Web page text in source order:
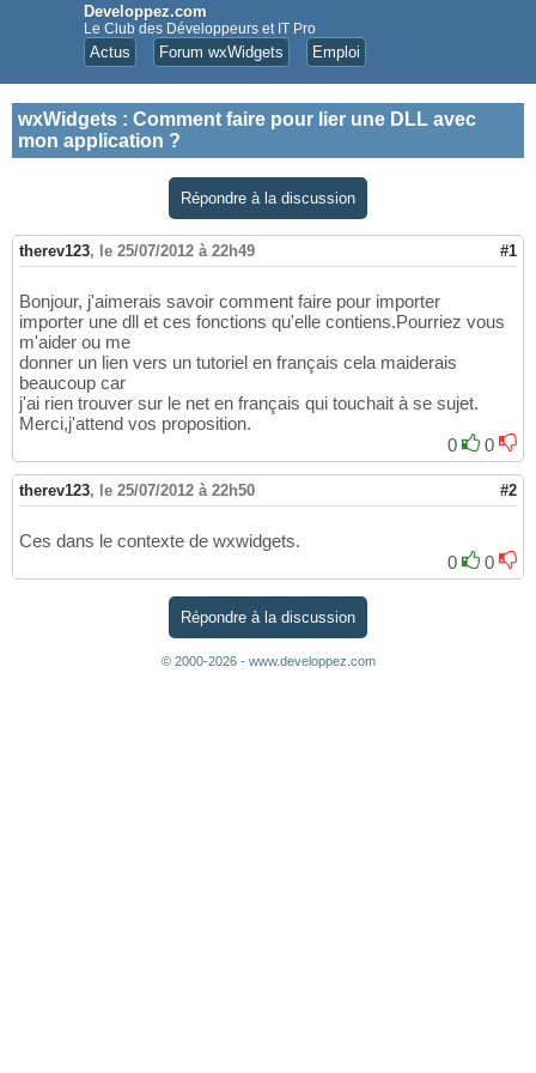
Developpez.com
Le Club des Développeurs et IT Pro
Actus Forum wxWidgets Emploi
wxWidgets : Comment faire pour lier une DLL avec
mon application ?
Répondre à la discussion
therev123, le 25/07/2012 à 22h49 #1
Bonjour, j'aimerais savoir comment faire pour importer
importer une dll et ces fonctions qu'elle contiens.Pourriez vous
m'aider ou me
donner un lien vers un tutoriel en français cela maiderais
beaucoup car
j'ai rien trouver sur le net en français qui touchait à se sujet.
Merci,j'attend vos proposition.
0
0
therev123, le 25/07/2012 à 22h50 #2
Ces dans le contexte de wxwidgets.
0
0
Répondre à la discussion
© 2000-2026 - www.developpez.com